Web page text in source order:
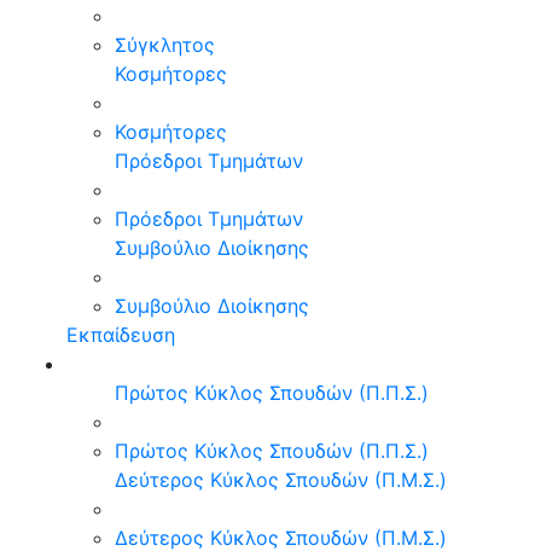
Σύγκλητος
Κοσμήτορες
Κοσμήτορες
Πρόεδροι Τμημάτων
Πρόεδροι Τμημάτων
Συμβούλιο Διοίκησης
Συμβούλιο Διοίκησης
Εκπαίδευση
Πρώτος Κύκλος Σπουδών (Π.Π.Σ.)
Πρώτος Κύκλος Σπουδών (Π.Π.Σ.)
Δεύτερος Κύκλος Σπουδών (Π.Μ.Σ.)
Δεύτερος Κύκλος Σπουδών (Π.Μ.Σ.)